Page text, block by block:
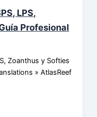
LPS,
Profesional
Zoanthus y Softies
» AtlasReef